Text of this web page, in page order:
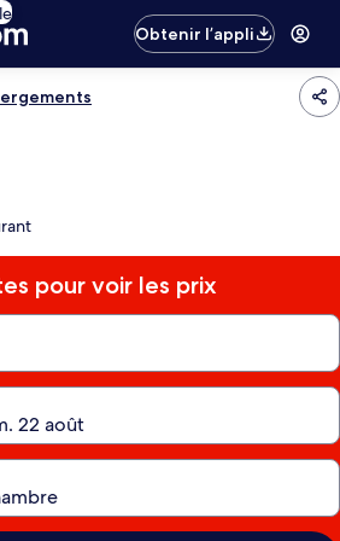
Obtenir l’appli
pour voir les prix